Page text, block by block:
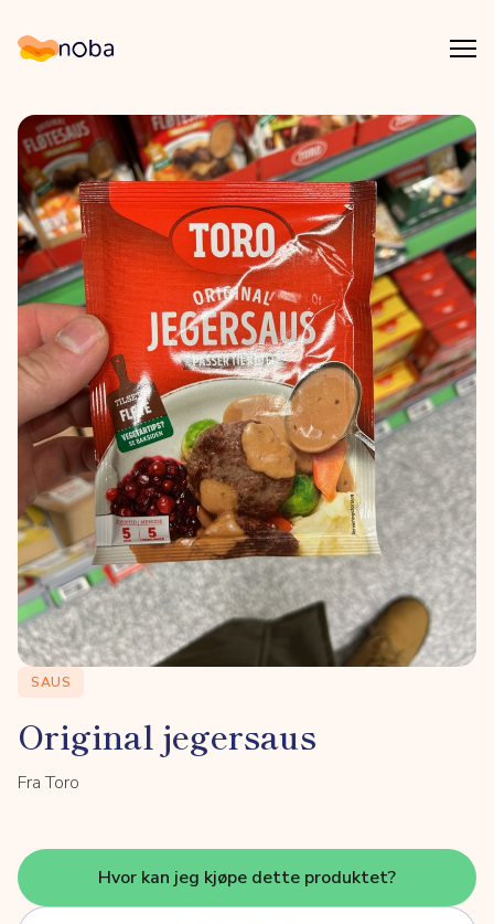
Noba
SAUS
Original jegersaus
Fra Toro
Hvor kan jeg kjøpe dette produktet?